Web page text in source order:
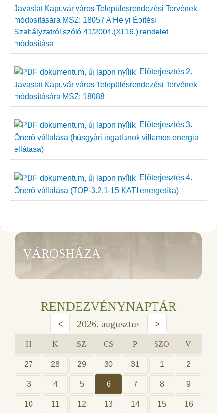
Javaslat Kapuvár város Településrendezési Tervének
módosítására MSZ: 18057 A Helyi Építési
Szabályzatról szóló 41/2004.(XI.16.) rendelet
módosítása
Előterjesztés 2.
Javaslat Kapuvár város Településrendezési Tervének
módosítására MSZ: 18088
Előterjesztés 3.
Önerő vállalása (húsgyári ingatlanok villamos energia
ellátása)
Előterjesztés 4.
Önerő vállalása (TOP-3.2.1-15 KATI energetika)
VÁROSHÁZA
RENDEZVÉNYNAPTÁR
< 2026. augusztus >
H K SZ CS P SZO V
27 28 29 30 31 1 2
3 4 5 6 7 8 9
10 11 12 13 14 15 16